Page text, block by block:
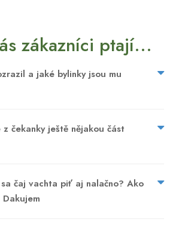
zákazníci ptají...
a jaké bylinky jsou mu
čekanky ještě nějakou část
čaj vachta piť aj nalačno? Ako